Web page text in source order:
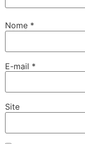
Nome *
E-mail *
Site